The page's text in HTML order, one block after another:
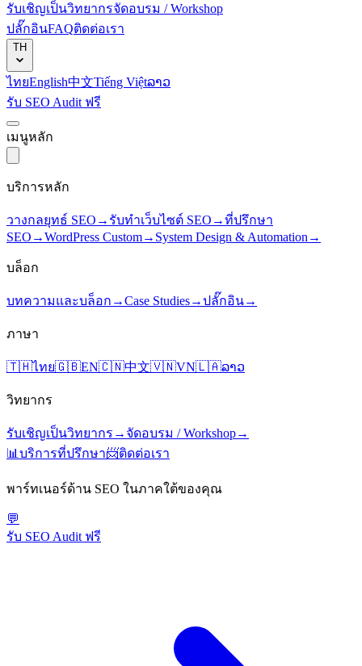
รับเชิญเป็นวิทยากรจัดอบรม / Workshop
ปลั๊กอินFAQติดต่อเรา
TH
ไทยEnglish中文Tiếng Việtລາວ
รับ SEO Audit ฟรี
เมนูหลัก
บริการหลัก
วางกลยุทธ์ SEO → รับทำเว็บไซต์ SEO →ที่ปรึกษา
SEO →WordPress Custom→ System Design & Automation →
บล็อก
บทความและบล็อก →Case Studies→ปลั๊กอิน→
ภาษา
🇹🇭ไทย🇬🇧EN🇨🇳中文🇻🇳VN🇱🇦ລາວ
วิทยากร
รับเชิญเป็นวิทยากร → จัดอบรม / Workshop→
📊 บริการที่ปรึกษา📨ติดต่อเรา
พาร์ทเนอร์ด้าน SEO ในภาคใต้ของคุณ
💬
รับ SEO Audit ฟรี